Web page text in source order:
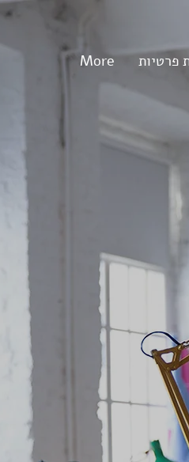
פרטיות More